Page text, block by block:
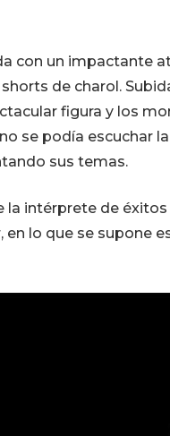
con un impactante
de charol.
figura y los
se podía escuchar
sus temas.
la intérprete de
en lo que se supone